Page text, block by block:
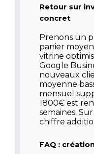
Retour sur
concret
Prenons un
panier
vitrine
Google
nouveaux
moyenne
mensuel
1800€ est
semaines.
chiffre
FAQ :